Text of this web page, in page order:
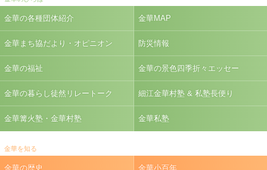
金華の各種団体紹介 金華MAP
金華まち協だより・オピニオン 防災情報
金華の福祉 金華の景色四季折々エッセー
金華の暮らし徒然リレートーク 細江金華村塾 & 私塾長便り
金華篝火塾・金華村塾 金華私塾
金華を知る
金華の歴史 金華小百年